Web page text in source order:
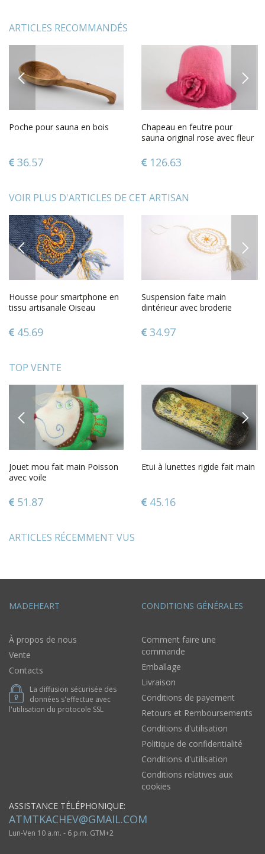
ARTICLES RECOMMANDÉS
PREVIOUS
Poche pour sauna en bois
36.57
Chapeau en feutre pour
sauna original rose avec fleur
126.63
NEXT
VOIR PLUS D'ARTICLES DE CET ARTISAN
PREVIOUS
Housse pour smartphone en
tissu artisanale Oiseau
45.69
Suspension faite main
dintérieur avec broderie
34.97
NEXT
TOP VENTE
PREVIOUS
Jouet mou fait main Poisson
avec voile
51.87
Etui à lunettes rigide fait main
45.16
NEXT
ARTICLES RÉCEMMENT VUS
MADEHEART
À propos de nous
Vente
Contacts
La diffusion sécurisée des
données s'effectue avec
l'utilisation du protocole SSL
CONDITIONS GÉNÉRALES
Comment faire une
commande
Emballage
Livraison
Conditions de payement
Retours et Remboursements
Conditions d'utilisation
Politique de confidentialité
Conditions d'utilisation
Conditions relatives aux
cookies
ASSISTANCE TÉLÉPHONIQUE:
ATMTKACHEV@GMAIL.COM
Lun-Ven 10 a.m. - 6 p.m. GTM+2